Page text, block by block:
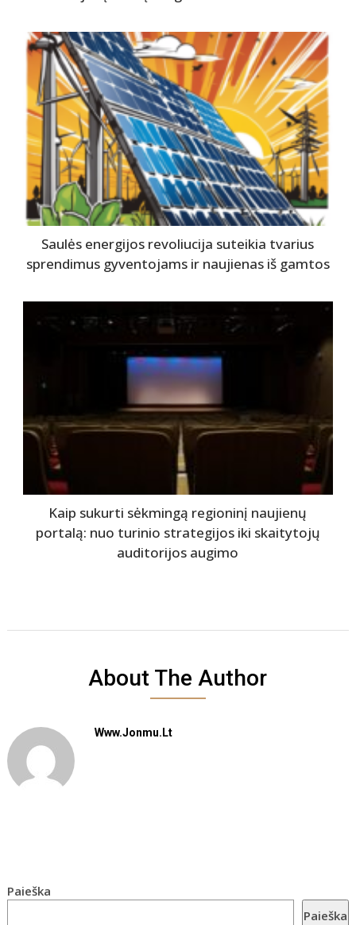
Saulės energijos revoliucija suteikia tvarius
sprendimus gyventojams ir naujienas iš gamtos
Kaip sukurti sėkmingą regioninį naujienų
portalą: nuo turinio strategijos iki skaitytojų
auditorijos augimo
About The Author
Www.jonmu.lt
Paieška
Paieška